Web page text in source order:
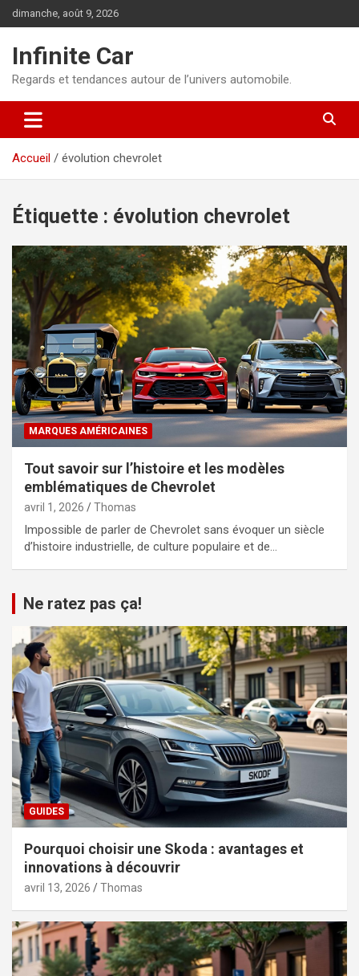
Aller
au
dimanche, août 9, 2026
Infinite Car
Regards et tendances autour de l’univers automobile.
Accueil évolution chevrolet
Étiquette : évolution chevrolet
MARQUES AMÉRICAINES
Tout savoir sur l’histoire et les modèles
emblématiques de Chevrolet
avril 1, 2026 Thomas
Impossible de parler de Chevrolet sans évoquer un siècle
d’histoire industrielle, de culture populaire et de…
Ne ratez pas ça!
GUIDES
Pourquoi choisir une Skoda : avantages et
innovations à découvrir
avril 13, 2026 Thomas